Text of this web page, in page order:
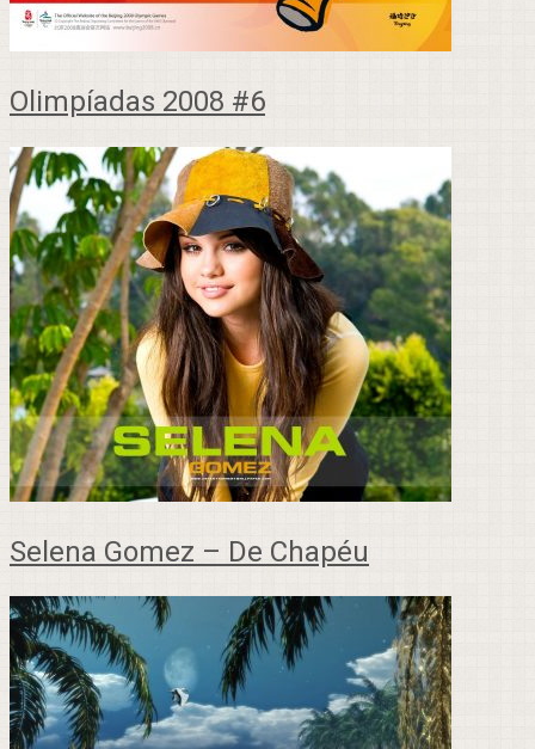
Olimpíadas 2008 #6
Selena Gomez – De Chapéu